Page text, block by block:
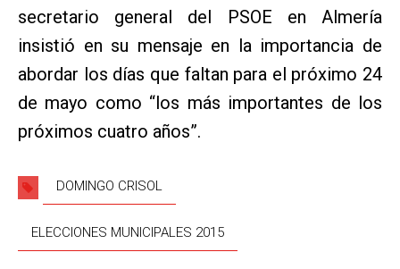
secretario general del PSOE en Almería
insistió en su mensaje en la importancia de
abordar los días que faltan para el próximo 24
de mayo como “los más importantes de los
próximos cuatro años”.
DOMINGO CRISOL
ELECCIONES MUNICIPALES 2015